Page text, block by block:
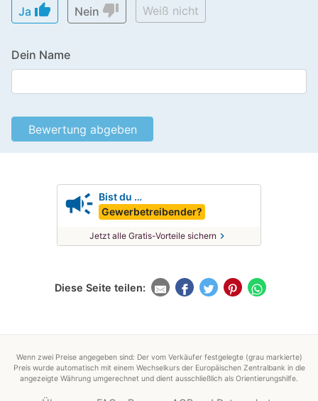
Ja thumb_up Nein thumb_down Weiß nicht
Dein Name
campaign Bist du …
Gewerbetreibender?
Jetzt alle Gratis-Vorteile sichern chevron_right
Diese Seite teilen:
Wenn zwei Preise angegeben sind: Der vom Verkäufer festgelegte (grau markierte)
Preis wurde automatisch mit einem Wechselkurs der Europäischen Zentralbank in die
angezeigte Währung umgerechnet und dient ausschließlich als Orientierungshilfe.